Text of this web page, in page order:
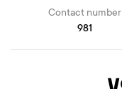
Contact number
981